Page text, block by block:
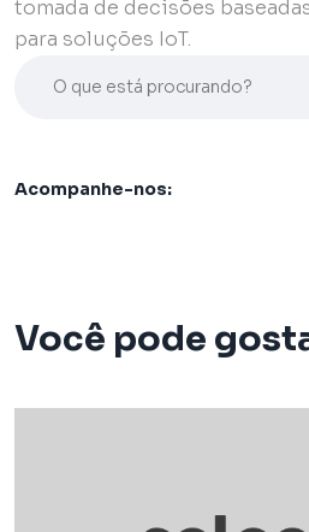
tomada de decisões
para soluções IoT.
Acompanhe-nos:
Você pode